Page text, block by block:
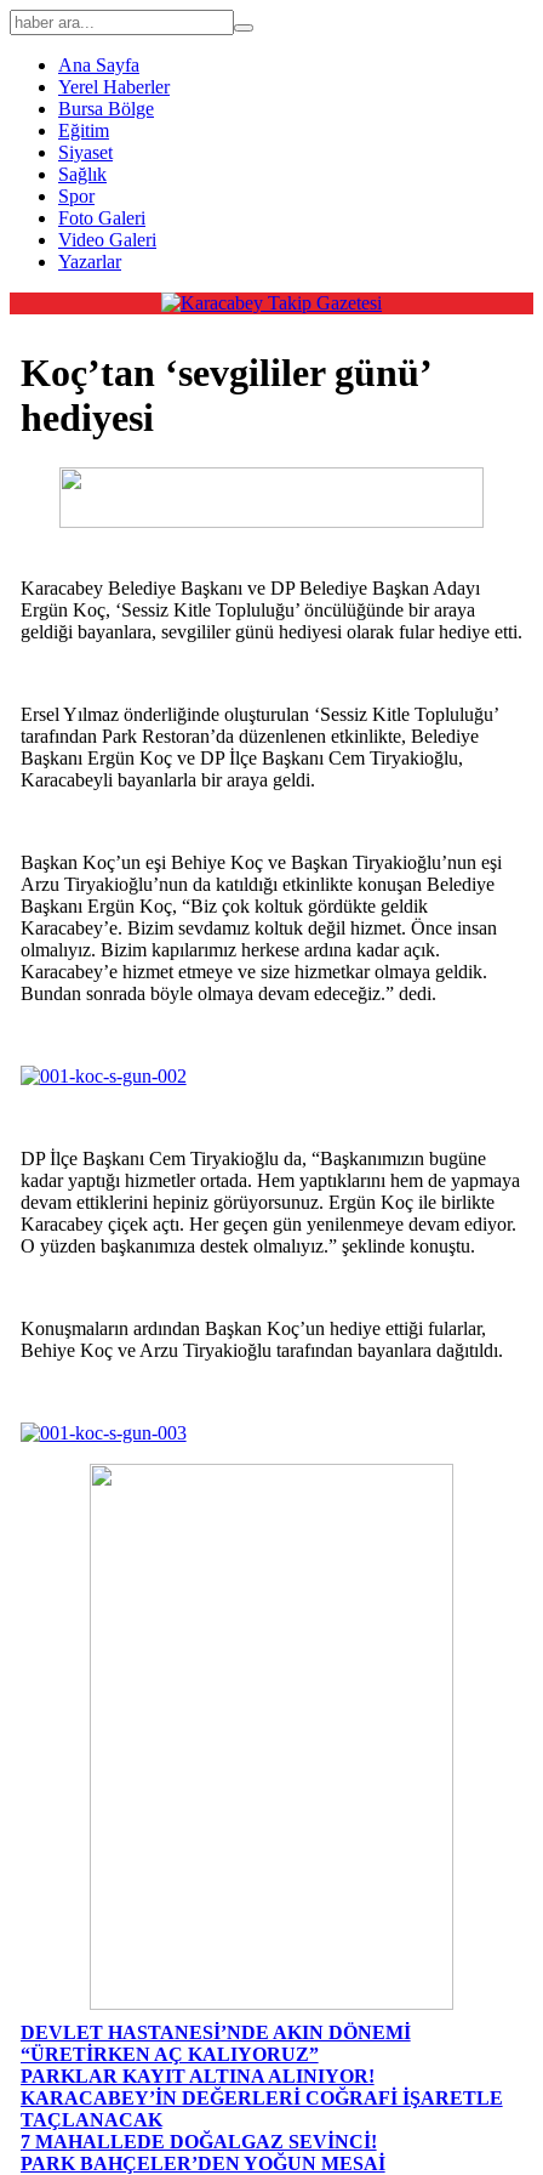
Ana Sayfa
Yerel Haberler
Bursa Bölge
Eğitim
Siyaset
Sağlık
Spor
Foto Galeri
Video Galeri
Yazarlar
Koç’tan ‘sevgililer günü’
hediyesi
Karacabey Belediye Başkanı ve DP Belediye Başkan Adayı
Ergün Koç, ‘Sessiz Kitle Topluluğu’ öncülüğünde bir araya
geldiği bayanlara, sevgililer günü hediyesi olarak fular hediye etti.
Ersel Yılmaz önderliğinde oluşturulan ‘Sessiz Kitle Topluluğu’
tarafından Park Restoran’da düzenlenen etkinlikte, Belediye
Başkanı Ergün Koç ve DP İlçe Başkanı Cem Tiryakioğlu,
Karacabeyli bayanlarla bir araya geldi.
Başkan Koç’un eşi Behiye Koç ve Başkan Tiryakioğlu’nun eşi
Arzu Tiryakioğlu’nun da katıldığı etkinlikte konuşan Belediye
Başkanı Ergün Koç, “Biz çok koltuk gördükte geldik
Karacabey’e. Bizim sevdamız koltuk değil hizmet. Önce insan
olmalıyız. Bizim kapılarımız herkese ardına kadar açık.
Karacabey’e hizmet etmeye ve size hizmetkar olmaya geldik.
Bundan sonrada böyle olmaya devam edeceğiz.” dedi.
DP İlçe Başkanı Cem Tiryakioğlu da, “Başkanımızın bugüne
kadar yaptığı hizmetler ortada. Hem yaptıklarını hem de yapmaya
devam ettiklerini hepiniz görüyorsunuz. Ergün Koç ile birlikte
Karacabey çiçek açtı. Her geçen gün yenilenmeye devam ediyor.
O yüzden başkanımıza destek olmalıyız.” şeklinde konuştu.
Konuşmaların ardından Başkan Koç’un hediye ettiği fularlar,
Behiye Koç ve Arzu Tiryakioğlu tarafından bayanlara dağıtıldı.
DEVLET HASTANESİ’NDE AKIN DÖNEMİ
“ÜRETİRKEN AÇ KALIYORUZ”
PARKLAR KAYIT ALTINA ALINIYOR!
KARACABEY’İN DEĞERLERİ COĞRAFİ İŞARETLE
TAÇLANACAK
7 MAHALLEDE DOĞALGAZ SEVİNCİ!
PARK BAHÇELER’DEN YOĞUN MESAİ